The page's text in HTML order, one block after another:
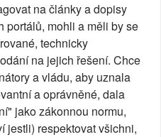
na články a dopisy
portálů, mohli a měli by se
technicky
na jejich řešení. Chce
a vládu, aby uznala
a oprávněné, dala
jako zákonnou normu,
jestli) respektovat všichni,